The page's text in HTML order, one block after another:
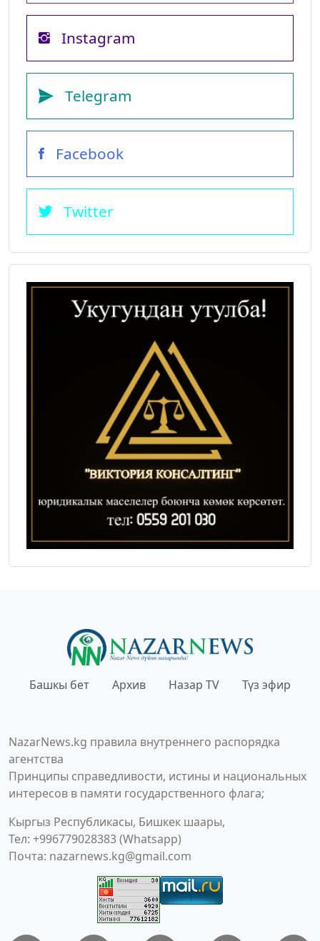
Instagram
Telegram
Facebook
Twitter
Башкы бет Архив Назар TV Түз эфир
NazarNews.kg правила внутреннего распорядка
агентства
Принципы справедливости, истины и национальных
интересов в памяти государственного флага;
Кыргыз Республикасы, Бишкек шаары,
Тел: +996779028383 (Whatsapp)
Почта: nazarnews.kg@gmail.com